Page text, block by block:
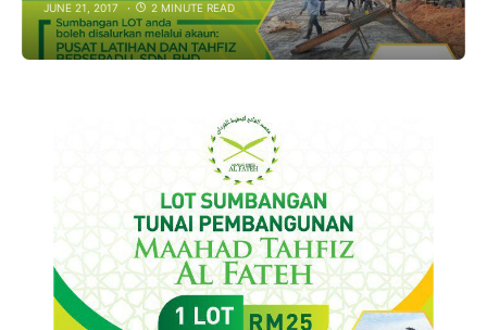
JUNE 21, 2017 2 MINUTE READ